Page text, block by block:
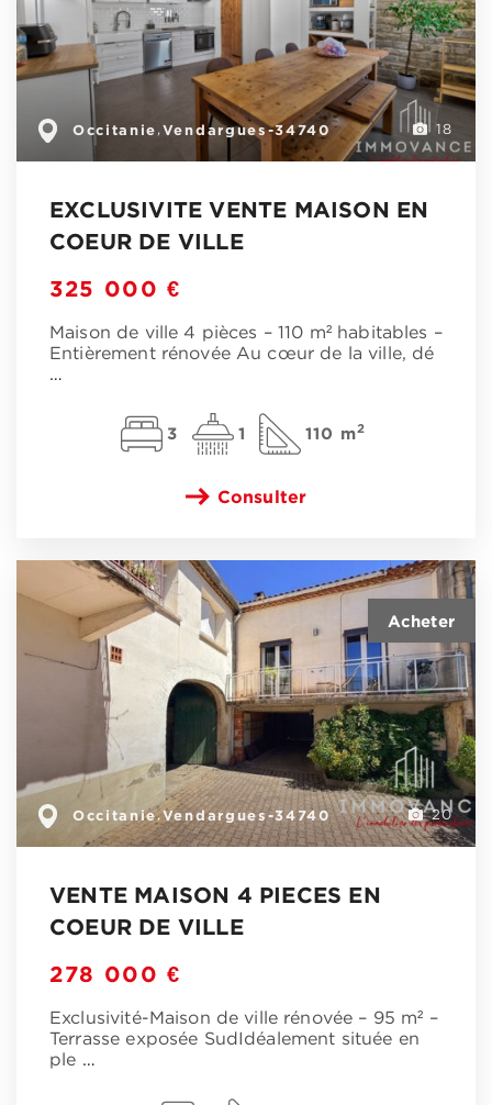
18
Occitanie , Vendargues-34740
EXCLUSIVITE VENTE MAISON EN
COEUR DE VILLE
325 000 €
Maison de ville 4 pièces – 110 m² habitables –
Entièrement rénovée Au cœur de la ville, dé
…
3 1 110 m2
Consulter
20
Occitanie,Vendargues-34740
VENTE MAISON 4 PIECES EN
COEUR DE VILLE
278 000 €
Exclusivité-Maison de ville rénovée – 95 m² –
Terrasse exposée SudIdéalement située en
ple …